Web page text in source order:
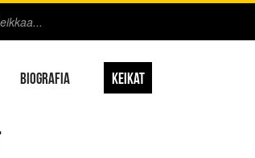
BIOGRAFIA KEIKAT